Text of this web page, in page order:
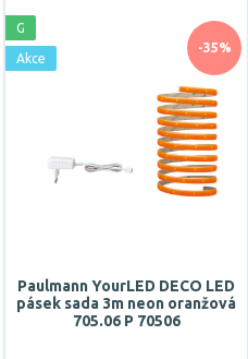
-35%
G
Akce
Paulmann YourLED DECO LED
pásek sada 3m neon oranžová
705.06 P 70506